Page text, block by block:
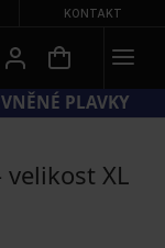
KONTAKT
PLAVKY
XL